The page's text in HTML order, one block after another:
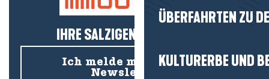
ÜBERFAHRTEN ZU
KULTURERBE UND
IHRE SALZIGEN NEUIGKEITEN!
Ich melde mich für den
Newsletter an